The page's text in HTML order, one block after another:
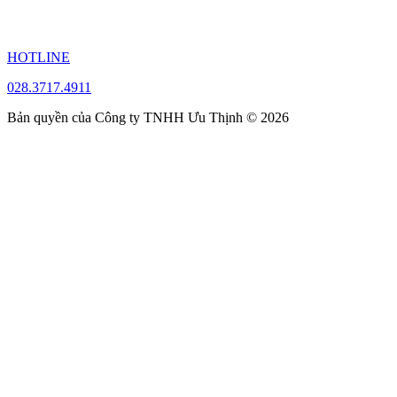
HOTLINE
028.3717.4911
Bản quyền của Công ty TNHH Ưu Thịnh © 2026